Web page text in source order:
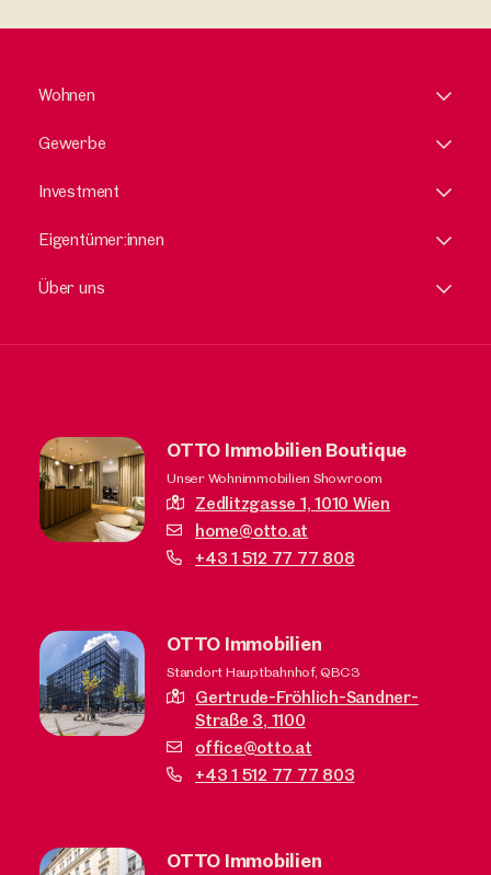
Wohnen
Gewerbe
Investment
Eigentümer:innen
Über uns
OTTO Immobilien Boutique
Unser Wohnimmobilien Showroom
Zedlitzgasse 1,1010 Wien
home@otto.at
+43 1 512 77 77 808
OTTO Immobilien
Standort Hauptbahnhof, QBC3
Gertrude-Fröhlich-Sandner-
Straße 3, 1100
office@otto.at
+43 1 512 77 77 803
OTTO Immobilien